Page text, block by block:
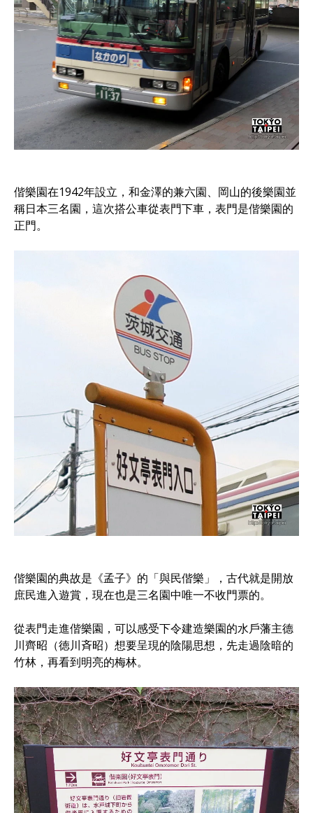
偕樂園在1942年設立，和金澤的兼六園、岡山的後樂園並
稱日本三名園，這次搭公車從表門下車，表門是偕樂園的
正門。
偕樂園的典故是《孟子》的「與民偕樂」，古代就是開放
庶民進入遊賞，現在也是三名園中唯一不收門票的。
從表門走進偕樂園，可以感受下令建造樂園的水戶藩主德
川齊昭（徳川斉昭）想要呈現的陰陽思想，先走過陰暗的
竹林，再看到明亮的梅林。